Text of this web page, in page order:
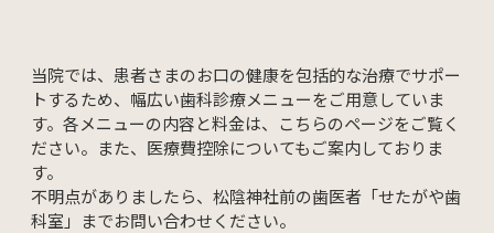
矯正歯科 ホワイトニング
インプラント・入れ歯 口腔外科
当院では、患者さまのお口の健康を包括的な治療でサポー
トするため、幅広い歯科診療メニューをご用意していま
す。各メニューの内容と料金は、こちらのページをご覧く
ださい。また、医療費控除についてもご案内しておりま
す。
不明点がありましたら、松陰神社前の歯医者「せたがや歯
科室」までお問い合わせください。